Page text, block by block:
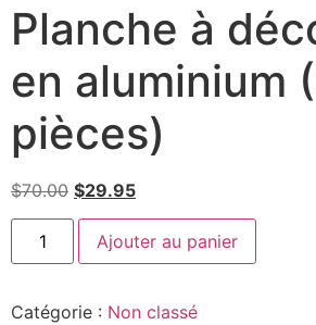
Planche à
en aluminium
pièces)
$70.00 $29.95
Ajouter au panier
Catégorie : Non classé